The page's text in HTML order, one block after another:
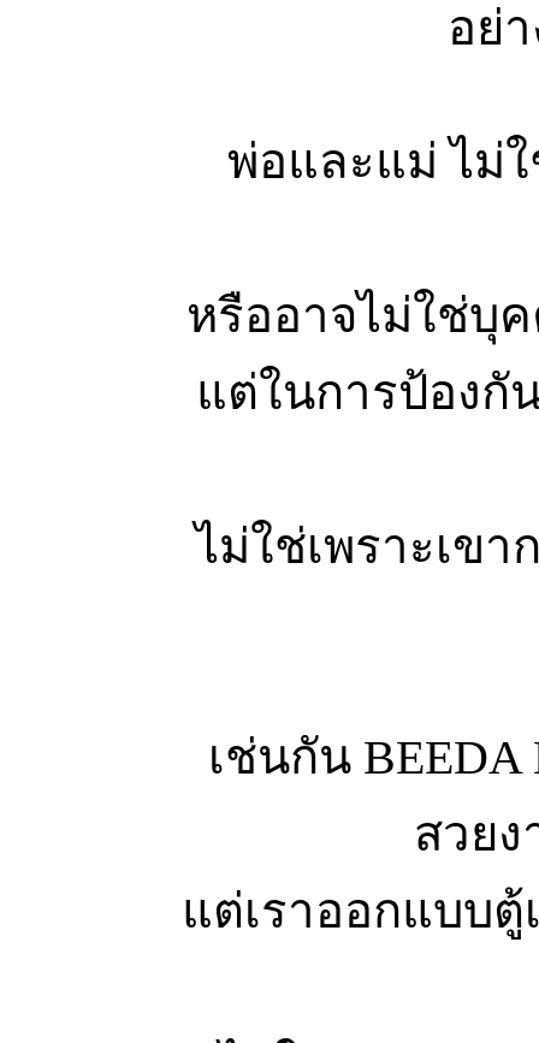
อย่
พ่อและแม่ ไม่
หรืออาจไม่ใช่บุ
แต่ในการป้องกั
ไม่ใช่เพราะเข
เช่นกัน
สวย
แต่เราออกแบบ